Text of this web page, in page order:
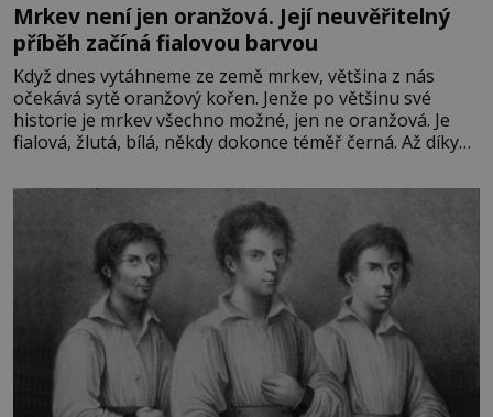
Mrkev není jen oranžová. Její neuvěřitelný
příběh začíná fialovou barvou
Když dnes vytáhneme ze země mrkev, většina z nás
očekává sytě oranžový kořen. Jenže po většinu své
historie je mrkev všechno možné, jen ne oranžová. Je
fialová, žlutá, bílá, někdy dokonce téměř černá. Až díky
bez které si českou zahradu ani nedokážeme představit.